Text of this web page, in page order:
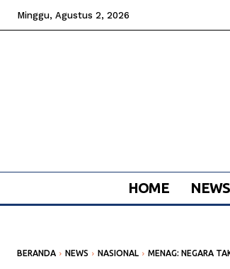
Minggu, Agustus 2, 2026
HOME NEWS
BERANDA NEWS NASIONAL MENAG: NEGARA